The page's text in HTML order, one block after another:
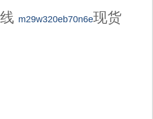
m29w320eb70n6e现货